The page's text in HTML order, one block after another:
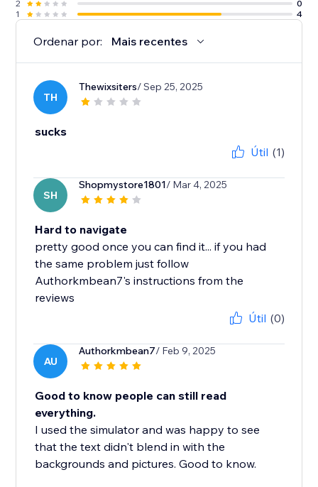
2
0
1
4
Ordenar por: Mais recentes
TH
Thewixsiters/ Sep 25, 2025
sucks
Útil (1)
SH
Shopmystore1801/ Mar 4, 2025
Hard to navigate
pretty good once you can find it... if you had
the same problem just follow
Authorkmbean7's instructions from the
reviews
Útil (0)
AU
Authorkmbean7/ Feb 9, 2025
Good to know people can still read
everything.
I used the simulator and was happy to see
that the text didn't blend in with the
backgrounds and pictures. Good to know.